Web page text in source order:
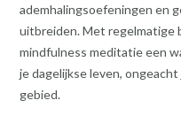
ademhalingsoefeningen en
uitbreiden. Met regelmatige
mindfulness meditatie een
je dagelijkse leven,
gebied.